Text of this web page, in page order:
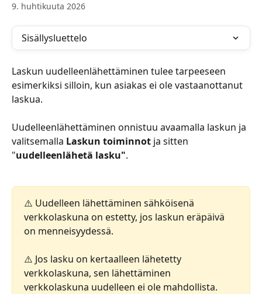
9. huhtikuuta 2026
Sisällysluettelo
Laskun uudelleenlähettäminen tulee tarpeeseen
esimerkiksi silloin, kun asiakas ei ole vastaanottanut
laskua.
Uudelleenlähettäminen onnistuu avaamalla laskun ja
valitsemalla Laskun toiminnot ja sitten
"uudelleenlähetä lasku".
⚠️ Uudelleen lähettäminen sähköisenä
verkkolaskuna on estetty, jos laskun eräpäivä
on menneisyydessä.
⚠️ Jos lasku on kertaalleen lähetetty
verkkolaskuna, sen lähettäminen
verkkolaskuna uudelleen ei ole mahdollista.